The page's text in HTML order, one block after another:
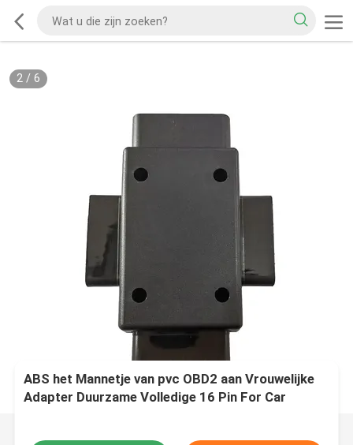
2/ 6
ABS het Mannetje van pvc OBD2 aan Vrouwelijke
Adapter Duurzame Volledige 16 Pin For Car